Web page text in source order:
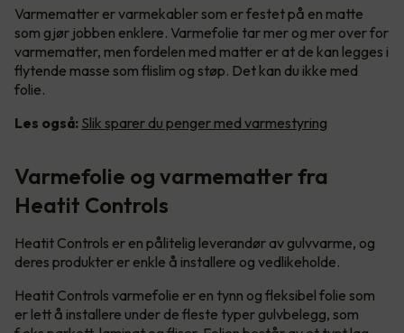
Varmematter er varmekabler som er festet på en matte
som gjør jobben enklere. Varmefolie tar mer og mer over for
varmematter, men fordelen med matter er at de kan legges i
flytende masse som flislim og støp. Det kan du ikke med
folie.
Les også: Slik sparer du penger med varmestyring
Varmefolie og varmematter fra
Heatit Controls
Heatit Controls er en pålitelig leverandør av gulvvarme, og
deres produkter er enkle å installere og vedlikeholde.
Heatit Controls varmefolie er en tynn og fleksibel folie som
er lett å installere under de fleste typer gulvbelegg, som